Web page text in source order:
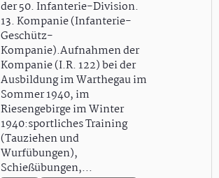
der 50. Infanterie-Division.
13. Kompanie (Infanterie-
Geschütz-
Kompanie).Aufnahmen der
Kompanie (I.R. 122) bei der
Ausbildung im Warthegau im
Sommer 1940, im
Riesengebirge im Winter
1940:sportliches Training
(Tauziehen und
Wurfübungen),
Schießübungen,…